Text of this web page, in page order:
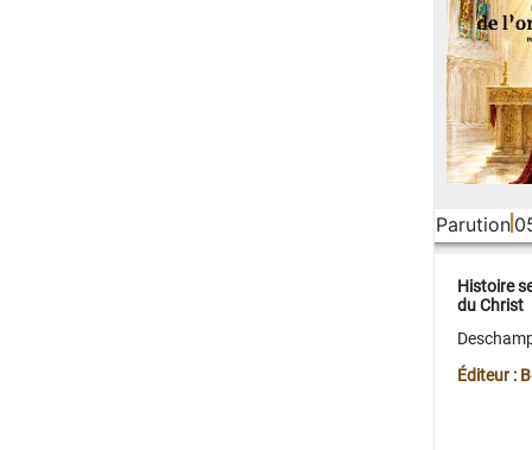
Parution
Histoire
du Christ
Éditeur :